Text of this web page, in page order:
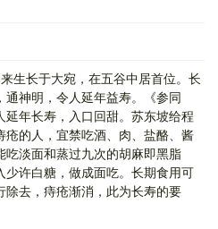
长于大宛，在五谷中居首位。长
通神明，令人延年益寿。《参同
延年长寿，入口回甜。苏东坡给程
疮的人，宜禁吃酒、肉、盐酪、酱
吃淡面和蒸过九次的胡麻即黑脂
少许白糖，做成面吃。长期食用可
除去，痔疮渐消，此为长寿的要